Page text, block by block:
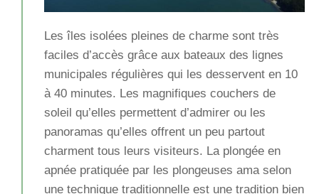
Les îles isolées pleines de charme sont très
faciles d’accès grâce aux bateaux des lignes
municipales régulières qui les desservent en 10
à 40 minutes. Les magnifiques couchers de
soleil qu’elles permettent d’admirer ou les
panoramas qu’elles offrent un peu partout
charment tous leurs visiteurs. La plongée en
apnée pratiquée par les plongeuses ama selon
une technique traditionnelle est une tradition bien